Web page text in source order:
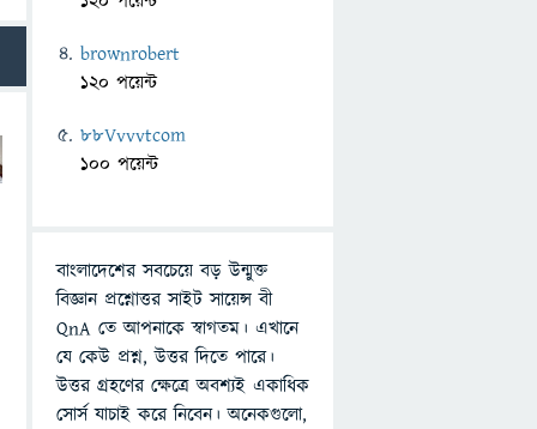
brownrobert
120 পয়েন্ট
88Vvvvtcom
100 পয়েন্ট
বাংলাদেশের সবচেয়ে বড় উন্মুক্ত
বিজ্ঞান প্রশ্নোত্তর সাইট সায়েন্স বী
QnA তে আপনাকে স্বাগতম। এখানে
যে কেউ প্রশ্ন, উত্তর দিতে পারে।
উত্তর গ্রহণের ক্ষেত্রে অবশ্যই একাধিক
সোর্স যাচাই করে নিবেন। অনেকগুলো,